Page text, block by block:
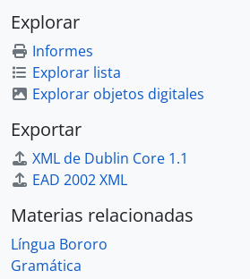
Explorar
Informes
Explorar lista
Explorar objetos digitales
Exportar
XML de Dublin Core 1.1
EAD 2002 XML
Materias relacionadas
Língua Bororo
Gramática